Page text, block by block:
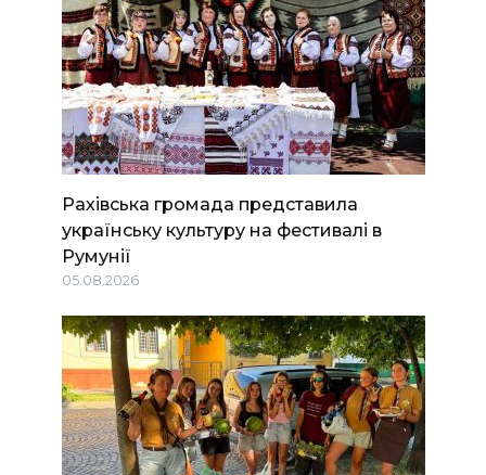
Рахівська громада представила
українську культуру на фестивалі в
Румунії
05.08.2026